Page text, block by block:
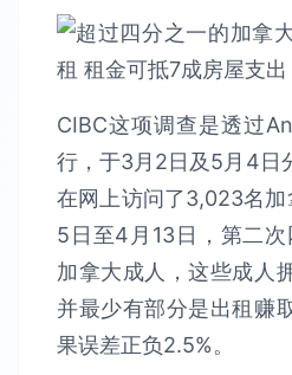
CIBC这项调查是透过
行，于3月2日及5月4日
在网上访问了3,023名加
5日至4月13日，第二次
加拿大成人，这些成人
并最少有部分是出租赚
果误差正负2.5%。